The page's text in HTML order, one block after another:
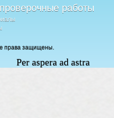
работы
права защищены.
Per aspera ad astra